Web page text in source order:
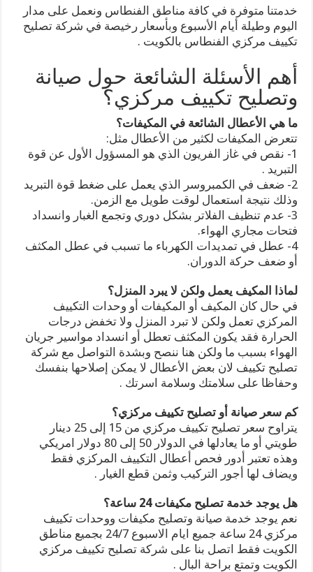
خدمتنا متوفرة في كافة مناطق الفنطاس ونعمل على مدار
اليوم وطيلة أيام الأسبوع وبأسعار رخيصة في شركة تصليح
تكييف مركزي الفنطاس بالكويت .
أهم الأسئلة الشائعة حول صيانة
وتصليح تكييف مركزي؟
ما هي الأعطال الشائعة في المكيفات؟
تتعرض المكيفات لكثير من الأعطال مثل:
1- نقص في غاز الفريون الذي هو المسؤول الأول عن قوة
التبريد .
2- ضعف في الكمبروسر الذي يعمل على ضغط قوة التبريد
وذلك نتيجة استعمال لوقت طويل مع الزمن.
3- عدم تنظيف الفلاتر بشكل دوري وتجمع الغبار وانسداد
فتحات مجاري الهواء.
4- عطل في تمديدات الكهرباء ما تسبب في عطل المكثف
أو ضعف حركة الدوران.
لماذا المكيف يعمل ولكن لا يبرد المنزل؟
في حال كان المكيف أو المكيفات أو وحدات التكييف
المركزي تعمل ولكن لا تبرد المنزل ولا تخفض درجات
الحرارة فقد يكون المكثف تعطل أو انسداد مواسير جريان
الهواء بسبب ما ولكن هنا ننصح وبشدة التواصل مع شركة
تصليح تكييف لان بعض الأعطال لا يمكن إصلاحها بنفسك
وحفاظا على سلامتك وسلامة اسرتك .
كم سعر صيانة أو تصليح تكييف مركزي؟
يتراوح سعر تصليح تكييف مركزي من 15 إلى 25 دينار
طويتي أو ما يعادلها في الدولار 50 إلى 80 دولار امريكي
وهذه تعتبر أدور فحص أعطال التكييف المركزي فقط
ويضاف لها أجور التركيب وثمن قطع الغيار .
هل يوجد خدمة تصليح مكيفات 24 ساعة؟
نعم يوجد خدمة صيانة وتصليح مكيفات ووحدات تكييف
مركزي 24 ساعة جميع ايام الاسبوع 24/7 بجميع مناطق
الكويت فقط اتصل بنا على شركة تصليح تكييف مركزي
الكويت وتمتع براحة البال .